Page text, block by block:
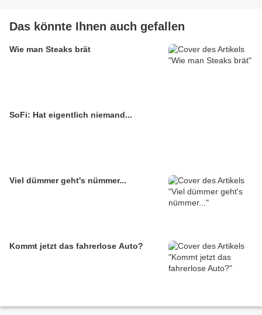
Das könnte Ihnen auch gefallen
Wie man Steaks brät
SoFi: Hat eigentlich niemand...
Viel dümmer geht's nümmer...
Kommt jetzt das fahrerlose Auto?